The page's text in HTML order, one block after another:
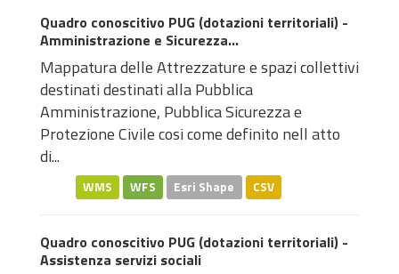
Quadro conoscitivo PUG (dotazioni territoriali) -
Amministrazione e Sicurezza...
Mappatura delle Attrezzature e spazi collettivi
destinati destinati alla Pubblica
Amministrazione, Pubblica Sicurezza e
Protezione Civile cosi come definito nell atto
di...
WMS WFS Esri Shape CSV
Quadro conoscitivo PUG (dotazioni territoriali) -
Assistenza servizi sociali